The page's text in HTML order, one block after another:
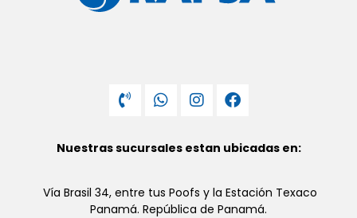
Nuestras sucursales estan ubicadas en:
Vía Brasil 34, entre tus Poofs y la Estación Texaco
Panamá. República de Panamá.